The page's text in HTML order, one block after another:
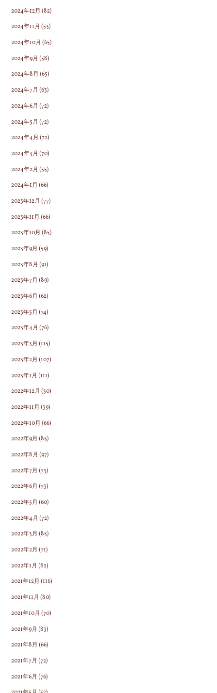
2024年12月 (82)
2024年11月 (53)
2024年10月 (65)
2024年9月 (58)
2024年8月 (65)
2024年7月 (63)
2024年6月 (72)
2024年5月 (72)
2024年4月 (72)
2024年3月 (70)
2024年2月 (55)
2024年1月 (66)
2023年12月 (77)
2023年11月 (66)
2023年10月 (85)
2023年9月 (59)
2023年8月 (91)
2023年7月 (89)
2023年6月 (62)
2023年5月 (74)
2023年4月 (76)
2023年3月 (115)
2023年2月 (107)
2023年1月 (111)
2022年12月 (50)
2022年11月 (39)
2022年10月 (66)
2022年9月 (85)
2022年8月 (97)
2022年7月 (73)
2022年6月 (73)
2022年5月 (60)
2022年4月 (72)
2022年3月 (85)
2022年2月 (71)
2022年1月 (82)
2021年12月 (116)
2021年11月 (80)
2021年10月 (70)
2021年9月 (83)
2021年8月 (66)
2021年7月 (72)
2021年6月 (76)